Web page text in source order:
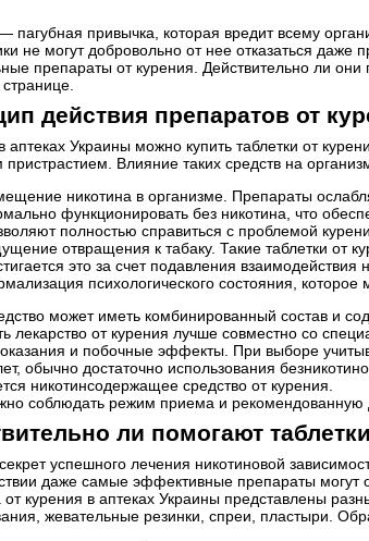
пагубная привычка, которая вредит всему
не могут добровольно от нее отказаться
препараты от курения. Действительно ли
действия препаратов от
аптеках Украины можно купить таблетки от
пристрастием. Влияние таких средств на
никотина в организме. Препараты
функционировать без никотина, что
полностью справиться с проблемой
отвращения к табаку. Такие таблетки от
это за счет подавления
психологического состояния, которое
может иметь комбинированный состав и
лекарство от курения лучше совместно со
и побочные эффекты. При выборе
обычно достаточно использования
никотинсодержащее средство от курения.
соблюдать режим приема и рекомендованную
ли помогают
успешного лечения никотиновой
даже самые эффективные препараты могут
от курения в аптеках Украины представлены
жевательные резинки, спреи, пластыри.